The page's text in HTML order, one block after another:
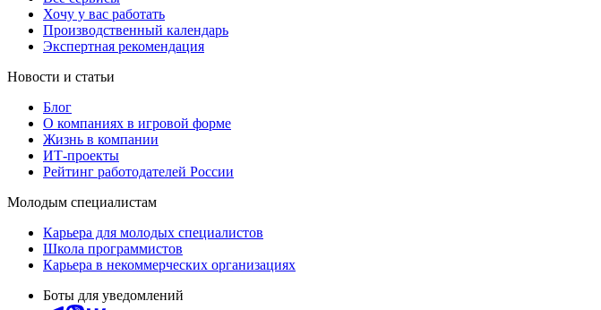
Хочу у вас работать
Производственный календарь
Экспертная рекомендация
Новости и статьи
Блог
О компаниях в игровой форме
Жизнь в компании
ИТ-проекты
Рейтинг работодателей России
Молодым специалистам
Карьера для молодых специалистов
Школа программистов
Карьера в некоммерческих организациях
Боты для уведомлений